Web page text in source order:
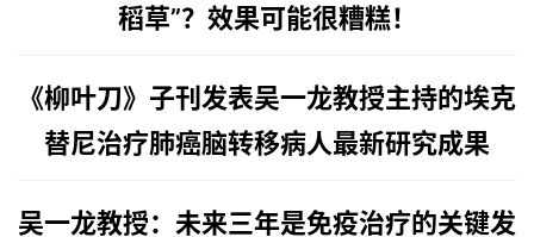
稻草”？ 效果可能很糟糕！
《柳叶刀》子刊发表吴一龙教授主持的埃克
替尼治疗肺癌脑转移病人最新研究成果
吴一龙教授： 未来三年是免疫治疗的关键发